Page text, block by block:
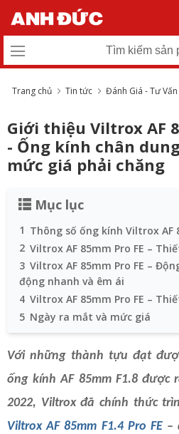
Trang chủ Tin tức Đánh Giá - Tư Vấn
Giới thiệu Viltrox AF
- Ống kính chân
mức giá phải chăng
Mục lục
1 Thông số ống kính Viltrox AF
2 Viltrox AF 85mm Pro FE –
3 Viltrox AF 85mm Pro FE –
động nhanh và êm ái
4 Viltrox AF 85mm Pro FE –
5 Ngày ra mắt và mức giá
Với những thành tựu đạt
ống kính AF 85mm F1.8 được
2022, Viltrox đã chính thức
Viltrox AF 85mm F1.4 Pro FE–